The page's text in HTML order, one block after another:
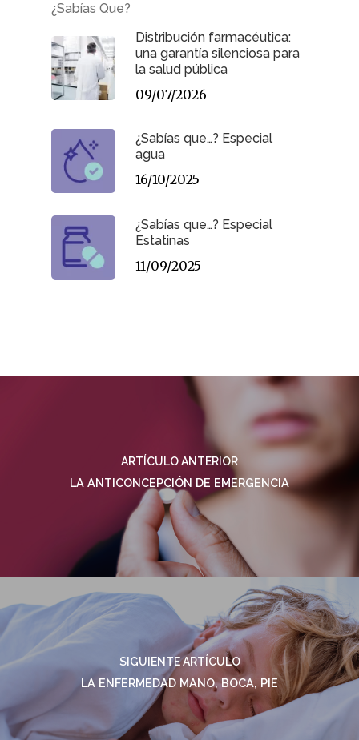
¿Sabías Que?
Distribución farmacéutica:
una garantía silenciosa para
la salud pública
09/07/2026
¿Sabías que…? Especial
agua
16/10/2025
¿Sabías que…? Especial
Estatinas
11/09/2025
ARTÍCULO ANTERIOR
LA ANTICONCEPCIÓN DE EMERGENCIA
SIGUIENTE ARTÍCULO
LA ENFERMEDAD MANO, BOCA, PIE